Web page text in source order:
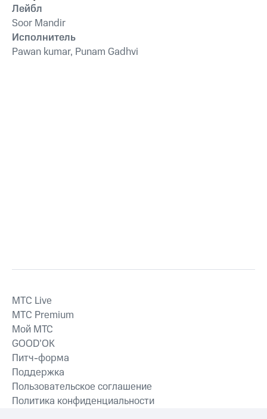
Лейбл
Soor Mandir
Исполнитель
Pawan kumar, Punam Gadhvi
MTС Live
MTС Premium
Мой МТС
GOOD’OK
Питч-форма
Поддержка
Пользовательское соглашение
Политика конфиденциальности